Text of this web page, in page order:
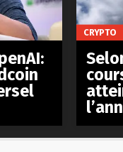
CRYPTO